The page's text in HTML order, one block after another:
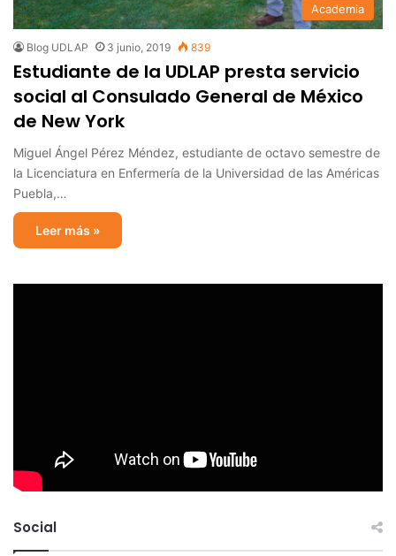
Academia
Blog UDLAP 3 junio, 2019 839
Estudiante de la UDLAP presta servicio
social al Consulado General de México
de New York
Miguel Ángel Pérez Méndez, estudiante de octavo semestre de
la Licenciatura en Enfermería de la Universidad de las Américas
Puebla,…
Leer más »
Social